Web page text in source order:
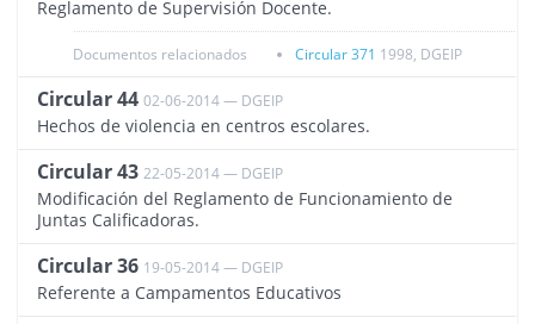
Reglamento de Supervisión Docente.
Documentos relacionados Circular 371 1998, DGEIP
Circular 44 02-06-2014 — DGEIP
Hechos de violencia en centros escolares.
Circular 43 22-05-2014 — DGEIP
Modificación del Reglamento de Funcionamiento de
Juntas Calificadoras.
Circular 36 19-05-2014 — DGEIP
Referente a Campamentos Educativos